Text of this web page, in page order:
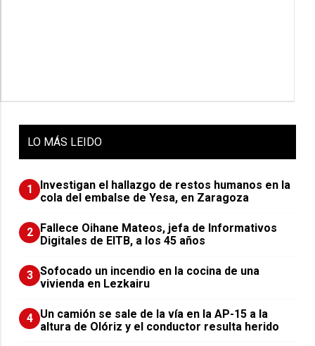
LO MÁS LEIDO
1
Investigan el hallazgo de restos humanos en la
cola del embalse de Yesa, en Zaragoza
2
Fallece Oihane Mateos, jefa de Informativos
Digitales de EITB, a los 45 años
3 Sofocado un incendio en la cocina de una
vivienda en Lezkairu
4 Un camión se sale de la vía en la AP-15 a la
altura de Olóriz y el conductor resulta herido